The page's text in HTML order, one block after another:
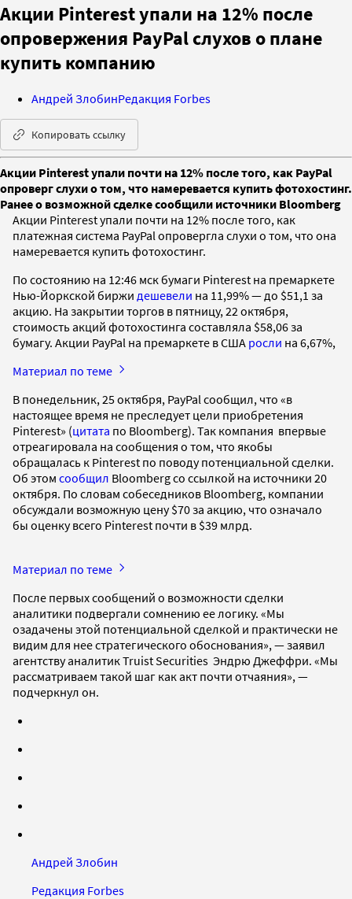
Акции Pinterest упали на 12% после
опровержения PayPal слухов о плане
купить компанию
Андрей ЗлобинРедакция Forbes
Копировать ссылку
Акции Pinterest упали почти на 12% после того, как PayPal
опроверг слухи о том, что намеревается купить фотохостинг.
Ранее о возможной сделке сообщили источники Bloomberg
Акции Pinterest упали почти на 12% после того, как
платежная система PayPal опровергла слухи о том, что она
намеревается купить фотохостинг.
По состоянию на 12:46 мск бумаги Pinterest на премаркете
Нью-Йоркской биржи дешевели на 11,99% — до $51,1 за
акцию. На закрытии торгов в пятницу, 22 октября,
стоимость акций фотохостинга составляла $58,06 за
бумагу. Акции PayPal на премаркете в США росли на 6,67%,
Материал по теме
В понедельник, 25 октября, PayPal сообщил, что «в
настоящее время не преследует цели приобретения
Pinterest» (цитата по Bloomberg). Так компания впервые
отреагировала на сообщения о том, что якобы
обращалась к Pinterest по поводу потенциальной сделки.
Об этом сообщил Bloomberg со ссылкой на источники 20
октября. По словам собеседников Bloomberg, компании
обсуждали возможную цену $70 за акцию, что означало
бы оценку всего Pinterest почти в $39 млрд.
Материал по теме
После первых сообщений о возможности сделки
аналитики подвергали сомнению ее логику. «Мы
озадачены этой потенциальной сделкой и практически не
видим для нее стратегического обоснования», — заявил
агентству аналитик Truist Securities Эндрю Джеффри. «Мы
рассматриваем такой шаг как акт почти отчаяния», —
подчеркнул он.
Андрей Злобин
Редакция Forbes